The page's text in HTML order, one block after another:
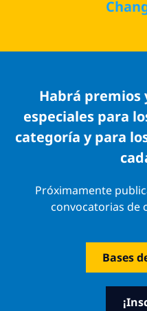
Habrá premios
especiales para
categoría y para
Próximamente
convocatorias de
Bases